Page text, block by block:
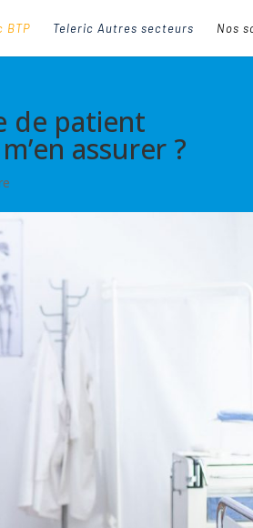
BTP Teleric Autres secteurs Nos
de patient
assurer ?